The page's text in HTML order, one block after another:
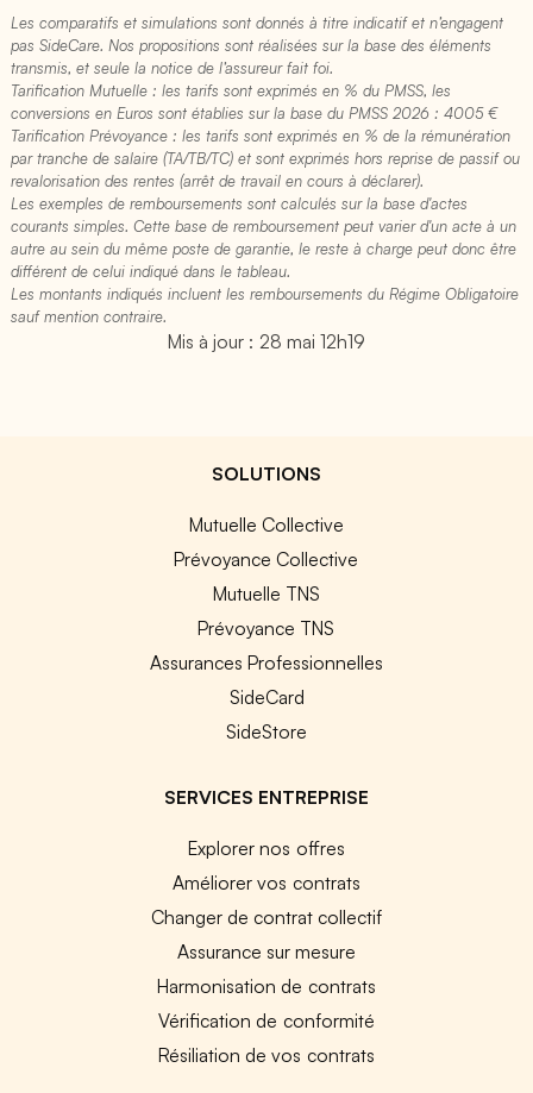
Les comparatifs et simulations sont donnés à titre indicatif et n’engagent
pas SideCare. Nos propositions sont réalisées sur la base des éléments
transmis, et seule la notice de l’assureur fait foi.
Tarification Mutuelle : les tarifs sont exprimés en % du PMSS, les
conversions en Euros sont établies sur la base du PMSS 2026 : 4005 €​
Tarification Prévoyance : les tarifs sont exprimés en % de la rémunération
par tranche de salaire (TA/TB/TC) et sont exprimés hors reprise de passif ou
revalorisation des rentes (arrêt de travail en cours à déclarer).
Les exemples de remboursements sont calculés sur la base d'actes
courants simples. Cette base de remboursement peut varier d'un acte à un
autre au sein du même poste de garantie, le reste à charge peut donc être
différent de celui indiqué dans le tableau.
Les montants indiqués incluent les remboursements du Régime Obligatoire
sauf mention contraire.
Mis à jour : 28 mai 12h19
SOLUTIONS
Mutuelle Collective
Prévoyance Collective
Mutuelle TNS
Prévoyance TNS
Assurances Professionnelles
SideCard
SideStore
SERVICES ENTREPRISE
Explorer nos offres
Améliorer vos contrats
Changer de contrat collectif
Assurance sur mesure
Harmonisation de contrats
Vérification de conformité
Résiliation de vos contrats